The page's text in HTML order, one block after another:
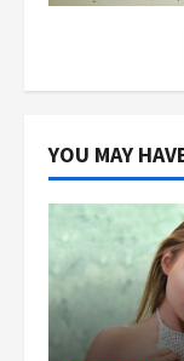
YOU MAY